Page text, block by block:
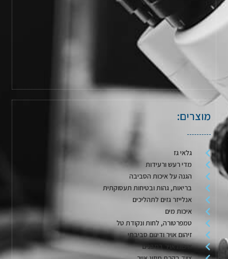
מוצרים:
גלאי גז
מדי רעש ורעידות
הגנה על איכות הסביבה
בריאות, גהות ובטיחות תעסוקתית
אנלייזר גזים לתהליכים
איכות מים
טמפרטורה, לחות ונקודת טל
זיהום אויר ודיגום סביבתי
איכות אויר במבנים